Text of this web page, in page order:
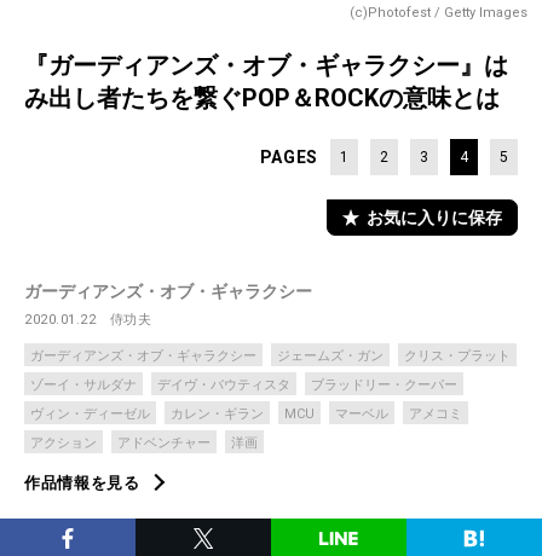
(c)Photofest / Getty Images
『ガーディアンズ・オブ・ギャラクシー』は
み出し者たちを繋ぐPOP＆ROCKの意味とは
PAGES 1 2 3 4 5
お気に入りに保存
ガーディアンズ・オブ・ギャラクシー
2020.01.22 侍功夫
ガーディアンズ・オブ・ギャラクシー ジェームズ・ガン
クリス・プラット
ゾーイ・サルダナ
デイヴ・バウティスタ
ブラッドリー・クーパー
ヴィン・ディーゼル
カレン・ギラン MCU マーベル
アメコミ
アクション
アドベンチャー 洋画
作品情報を見る